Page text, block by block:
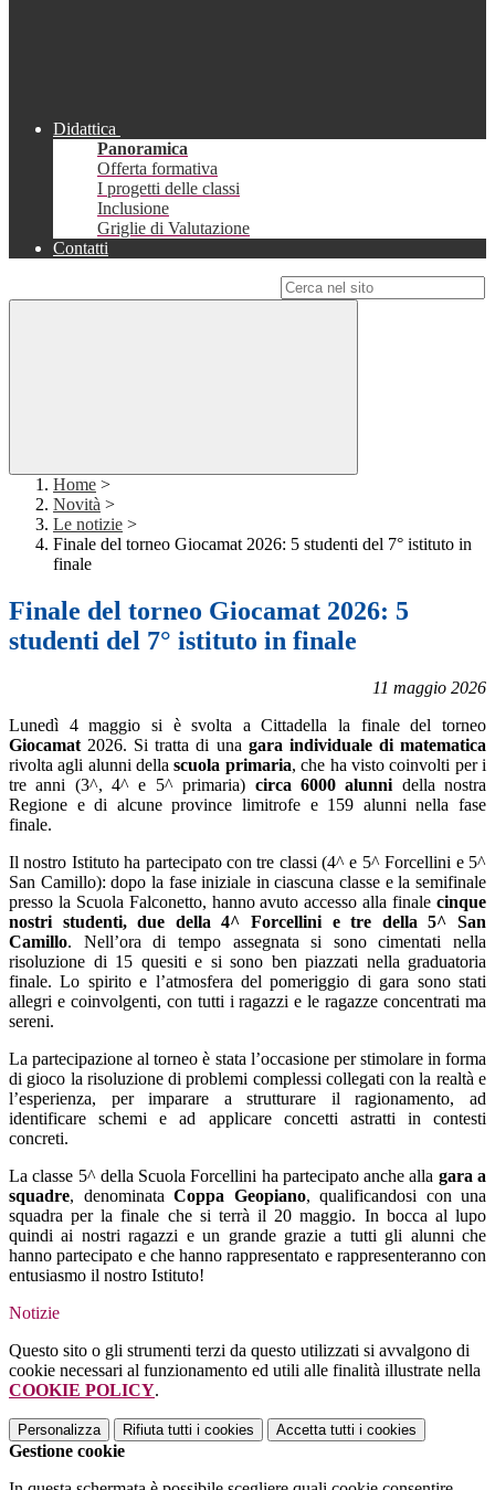
Didattica
Panoramica
Offerta formativa
I progetti delle classi
Inclusione
Griglie di Valutazione
Contatti
Home >
Novità >
Le notizie >
Finale del torneo Giocamat 2026: 5 studenti del 7° istituto in
finale
Finale del torneo Giocamat 2026: 5
studenti del 7° istituto in finale
11 maggio 2026
Lunedì 4 maggio si è svolta a Cittadellala finale del torneo
Giocamat 2026. Si tratta di una gara individuale di matematica
rivolta agli alunni dellascuola primaria, che ha visto coinvolti per i
tre anni (3^, 4^ e 5^ primaria) circa 6000 alunni della nostra
Regione e di alcune province limitrofe e 159 alunni nella fase
finale.
Il nostro Istituto ha partecipato con tre classi (4^ e 5^ Forcellini e 5^
San Camillo): dopo la fase iniziale in ciascuna classe e la semifinale
presso la Scuola Falconetto, hanno avuto accesso alla finale cinque
nostri studenti, due della 4^ Forcellini e tre della 5^ San
Camillo. Nell’ora di tempo assegnata si sono cimentati nella
risoluzione di 15 quesiti e si sono ben piazzati nella graduatoria
finale. Lo spirito e l’atmosfera del pomeriggio di gara sono stati
allegri e coinvolgenti, con tutti i ragazzi e le ragazze concentrati ma
sereni.
La partecipazione al torneo è stata l’occasione per stimolare in forma
di gioco la risoluzione di problemi complessi collegati con la realtà e
l’esperienza, per imparare a strutturare il ragionamento, ad
identificare schemi e ad applicare concetti astratti in contesti
concreti.
La classe 5^ della Scuola Forcellini ha partecipato anche alla gara a
squadre, denominata Coppa Geopiano, qualificandosi con una
squadra per la finale che si terrà il 20 maggio. In bocca al lupo
quindi ai nostri ragazzi e un grande grazie a tutti gli alunni che
hanno partecipato e che hanno rappresentato e rappresenteranno con
entusiasmo il nostro Istituto!
Notizie
Questo sito o gli strumenti terzi da questo utilizzati si avvalgono di
cookie necessari al funzionamento ed utili alle finalità illustrate nella
COOKIE POLICY.
Personalizza Rifiuta tutti i cookies Accetta tutti i cookies
Gestione cookie